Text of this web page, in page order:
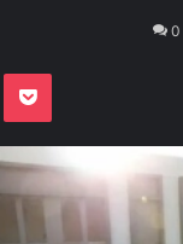
0
Pocket